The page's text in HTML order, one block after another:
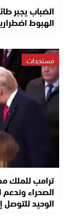
الضباب يجبر
الهبوط
مستجدات
ترامب للملك
الصحراء وندعم
الوحيد